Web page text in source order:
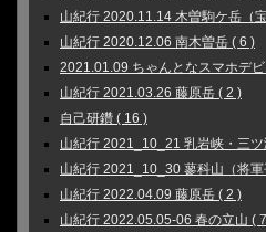
山紀行 2020.11.14 木曽駒ケ岳（
山紀行 2020.12.06 南木曽岳 ( 6 )
2021.01.09 ちゃんとなスマホデ
山紀行 2021.03.26 藤原岳 ( 2 )
自己研鑽 ( 16 )
山紀行 2021_10_21 乳岩峡・三
山紀行 2021_10_30 蓼科山（将
山紀行 2022.04.09 藤原岳 ( 2 )
山紀行 2022.05.05-06 春の立山 (